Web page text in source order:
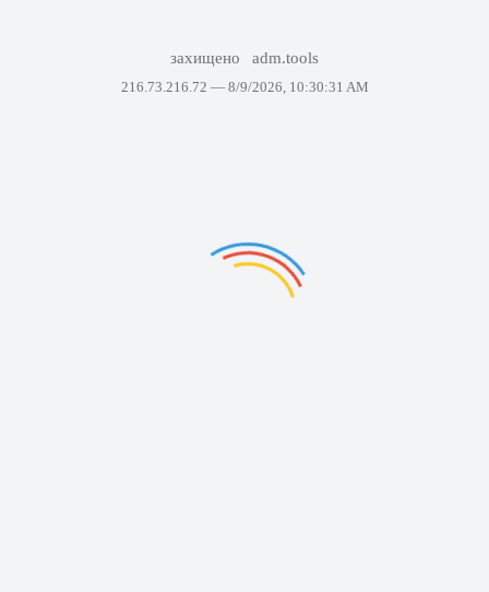
захищено adm.tools
216.73.216.72 — 8/9/2026, 10:30:31 AM